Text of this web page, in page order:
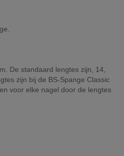
De standaard lengtes zijn, 14,
zijn bij de BS-Spange Classic
voor elke nagel door de lengtes